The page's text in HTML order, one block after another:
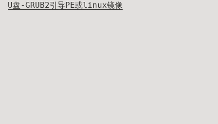
U盘-GRUB2引导PE或linux镜像